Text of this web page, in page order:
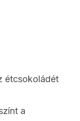
étcsokoládét
a